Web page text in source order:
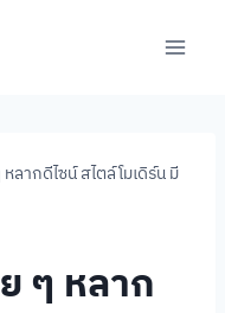
ลากดีไซน์ สไตล์โมเดิร์น มี
ๆ หลาก